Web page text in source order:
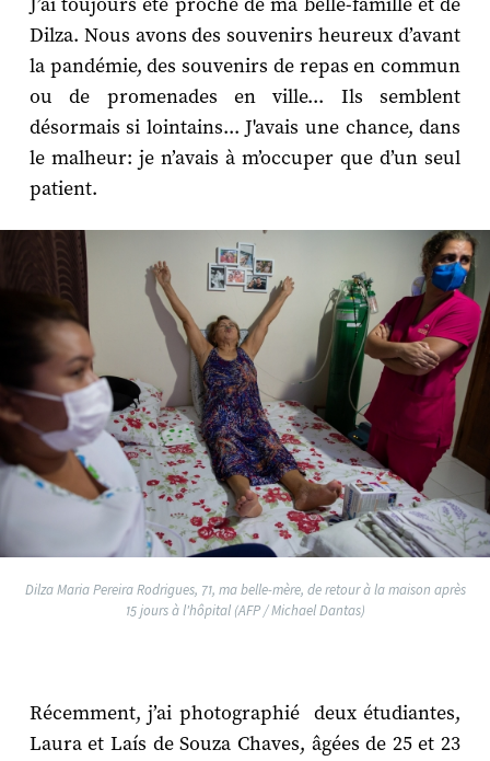
Dilza. Nous avons des souvenirs heureux d’avant
la pandémie, des souvenirs de repas en commun
ou de promenades en ville... Ils semblent
désormais si lointains... J'avais une chance, dans
le malheur: je n’avais à m’occuper que d’un seul
patient.
Dilza Maria Pereira Rodrigues, 71, ma belle-mère, de retour à la maison après
15 jours à l'hôpital (AFP / Michael Dantas)
Récemment, j’ai photographié deux étudiantes,
Laura et Laís de Souza Chaves, âgées de 25 et 23